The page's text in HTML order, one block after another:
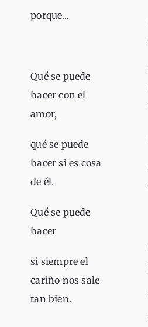
porque...
Qué se puede
hacer con el
amor,
qué se puede
hacer si es cosa
de él.
Qué se puede
hacer
si siempre el
cariño nos sale
tan bien.